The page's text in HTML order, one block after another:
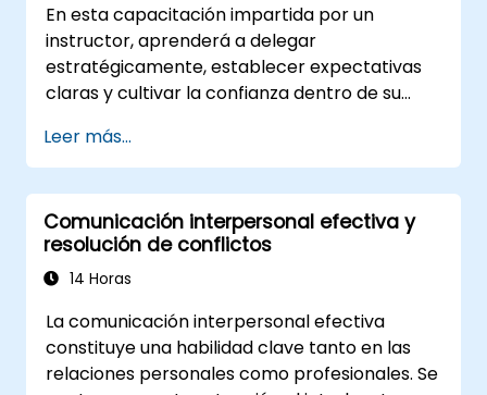
En esta capacitación impartida por un
instructor, aprenderá a delegar
estratégicamente, establecer expectativas
claras y cultivar la confianza dentro de su
intermedio, este curso cubre las barreras
para la delegación, técnicas prácticas de
transferencia, estructuras de responsabilidad
y prácticas para construir confianza.
Leer más...
Comunicación interpersonal efectiva y
resolución de conflictos
14 Horas
La comunicación interpersonal efectiva
constituye una habilidad clave tanto en las
relaciones personales como profesionales. Se